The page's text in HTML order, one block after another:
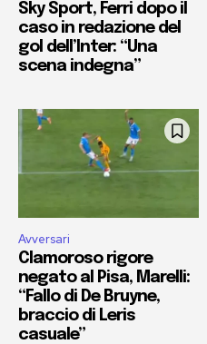
Sky Sport, Ferri dopo il
caso in redazione del
gol dell’Inter: “Una
scena indegna”
Avversari
Clamoroso rigore
negato al Pisa, Marelli:
“Fallo di De Bruyne,
braccio di Leris
casuale”